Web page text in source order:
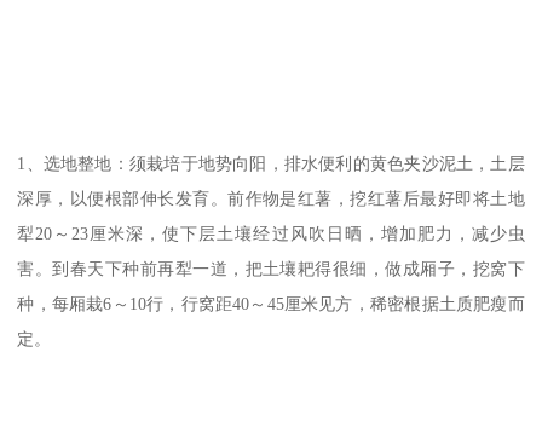
1、选地整地：须栽培于地势向阳，排水便利的黄色夹沙泥土，土层
深厚，以便根部伸长发育。前作物是红薯，挖红薯后最好即将土地
犁20～23厘米深，使下层土壤经过风吹日晒，增加肥力，减少虫
害。到春天下种前再犁一道，把土壤耙得很细，做成厢子，挖窝下
种，每厢栽6～10行，行窝距40～45厘米见方，稀密根据土质肥瘦而
定。